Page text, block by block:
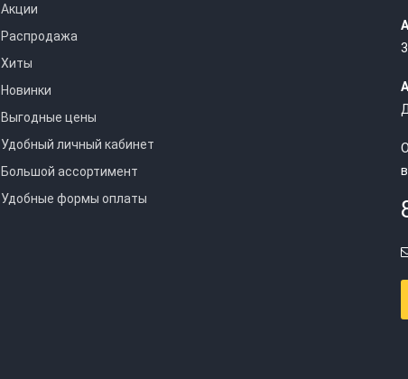
Акции
Распродажа
Хиты
Новинки
Выгодные цены
Удобный личный кабинет
Большой ассортимент
Удобные формы оплаты